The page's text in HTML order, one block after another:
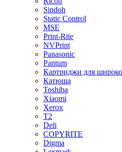
Sindoh
Static Control
MSE
Print-Rite
NVPrint
Panasonic
Pantum
Картриджи для
Катюша
Toshiba
Xiaomi
Xerox
T2
Deli
COPYRITE
Digma